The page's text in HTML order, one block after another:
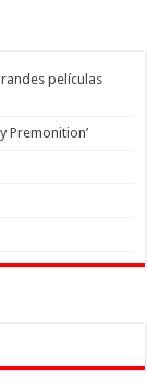
películas
Premonition’